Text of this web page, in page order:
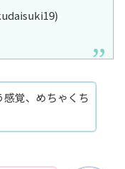
感覚、めちゃくち